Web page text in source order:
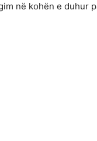
në kohën e duhur